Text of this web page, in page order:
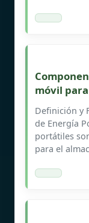
móvil
Definición y
de Energía
portátiles
para el